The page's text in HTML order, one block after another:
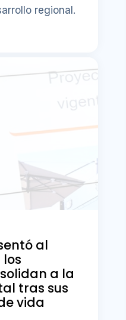
regional.
al
a la
tras sus
vida